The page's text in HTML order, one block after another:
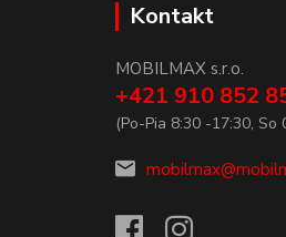
Kontakt
MOBILMAX s.r.o.
+421 910 852
(Po-Pia 8:30 -17:30, So